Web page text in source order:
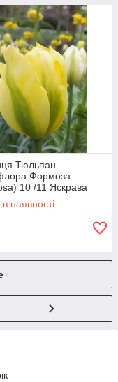
Тюльпан
Формоза
10 /11 Яскрава
наявності